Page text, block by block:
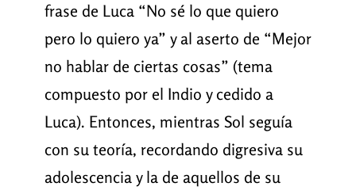
frase de Luca “No sé lo que quiero
pero lo quiero ya” y al aserto de “Mejor
no hablar de ciertas cosas” (tema
compuesto por el Indio y cedido a
Luca). Entonces, mientras Sol seguía
con su teoría, recordando digresiva su
adolescencia y la de aquellos de su